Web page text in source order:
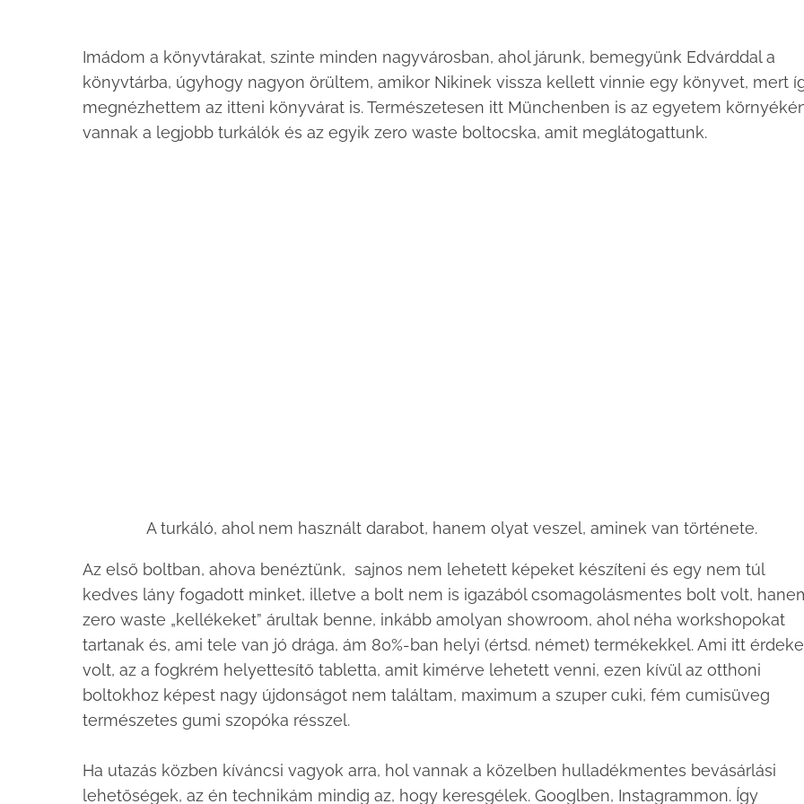
Imádom a könyvtárakat, szinte minden nagyvárosban, ahol járunk, bemegyünk Edvárddal a
könyvtárba, úgyhogy nagyon örültem, amikor Nikinek vissza kellett vinnie egy könyvet, mert
megnézhettem az itteni könyvárat is. Természetesen itt Münchenben is az egyetem
vannak a legjobb turkálók és az egyik zero waste boltocska, amit meglátogattunk.
A turkáló, ahol nem használt darabot, hanem olyat veszel, aminek van története.
Az első boltban, ahova benéztünk, sajnos nem lehetett képeket készíteni és egy nem túl
kedves lány fogadott minket, illetve a bolt nem is igazából csomagolásmentes bolt volt,
zero waste „kellékeket” árultak benne, inkább amolyan showroom, ahol néha workshopokat
tartanak és, ami tele van jó drága, ám 80%-ban helyi (értsd. német) termékekkel. Ami itt
volt, az a fogkrém helyettesítő tabletta, amit kimérve lehetett venni, ezen kívül az otthoni
boltokhoz képest nagy újdonságot nem találtam, maximum a szuper cuki, fém cumisüveg
természetes gumi szopóka résszel.
Ha utazás közben kíváncsi vagyok arra, hol vannak a közelben hulladékmentes bevásárlási
lehetőségek, az én technikám mindig az, hogy keresgélek. Googlben, Instagrammon. Így